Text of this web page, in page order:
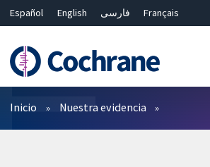
Español English فارسی
Français
Bahasa Malaysia
ไทย 繁體中文
Filtros
Inicio Nuestra evidencia